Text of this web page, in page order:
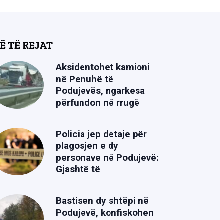
TË REJAT
Aksidentohet kamioni
në Penuhë të
Podujevës, ngarkesa
përfundon në rrugë
Policia jep detaje për
plagosjen e dy
personave në Podujevë:
Gjashtë të
Bastisen dy shtëpi në
Podujevë, konfiskohen